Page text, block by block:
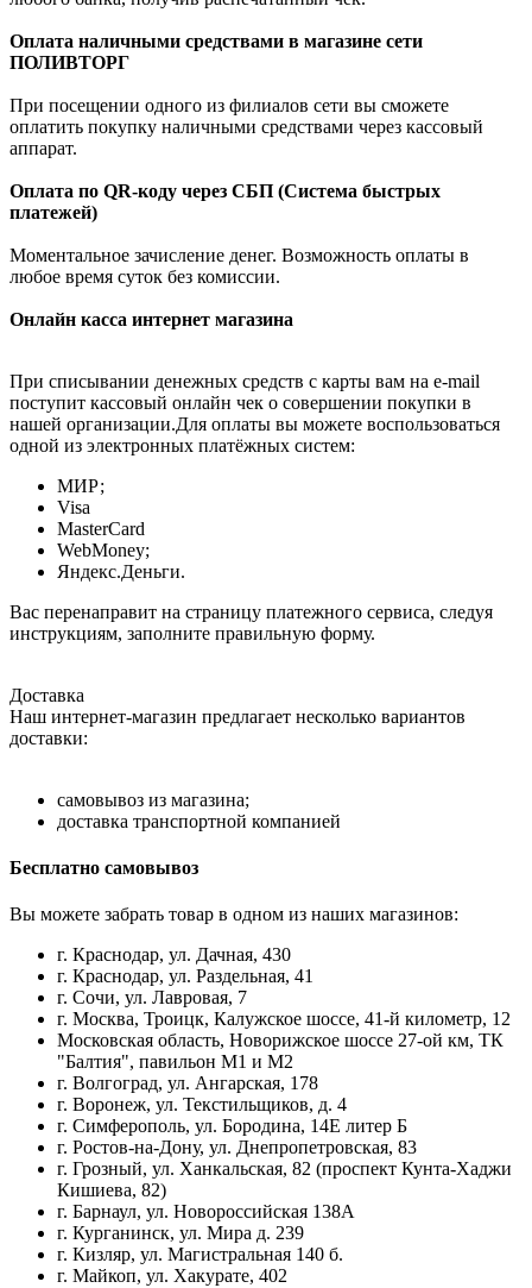
Оплата наличными средствами в магазине сети
ПОЛИВТОРГ
При посещении одного из филиалов сети вы сможете
оплатить покупку наличными средствами через кассовый
аппарат.
Оплата по QR-коду через СБП (Система быстрых
платежей)
Моментальное зачисление денег. Возможность оплаты в
любое время суток без комиссии.
Онлайн касса интернет магазина
При списывании денежных средств с карты вам на e-mail
поступит кассовый онлайн чек о совершении покупки в
нашей организации.Для оплаты вы можете воспользоваться
одной из электронных платёжных систем:
МИР;
Visa
MasterCard
WebMoney;
Яндекс.Деньги.
Вас перенаправит на страницу платежного сервиса, следуя
инструкциям, заполните правильную форму.
Доставка
Наш интернет-магазин предлагает несколько вариантов
доставки:
самовывоз из магазина;
доставка транспортной компанией
Бесплатно самовывоз
Вы можете забрать товар в одном из наших магазинов:
г. Краснодар, ул. Дачная, 430
г. Краснодар, ул. Раздельная, 41
г. Сочи, ул. Лавровая, 7
г. Москва, Троицк, Калужское шоссе, 41-й километр, 12
Московская область, Новорижское шоссе 27-ой км, ТК
"Балтия", павильон М1 и М2
г. Волгоград, ул. Ангарская, 178
г. Воронеж, ул. Текстильщиков, д. 4
г. Симферополь, ул. Бородина, 14Е литер Б
г. Ростов-на-Дону, ул. Днепропетровская, 83
г. Грозный, ул. Ханкальская, 82 (проспект Кунта-Хаджи
Кишиева, 82)
г. Барнаул, ул. Новороссийская 138А
г. Курганинск, ул. Мира д. 239
г. Кизляр, ул. Магистральная 140 б.
г. Майкоп, ул. Хакурате, 402